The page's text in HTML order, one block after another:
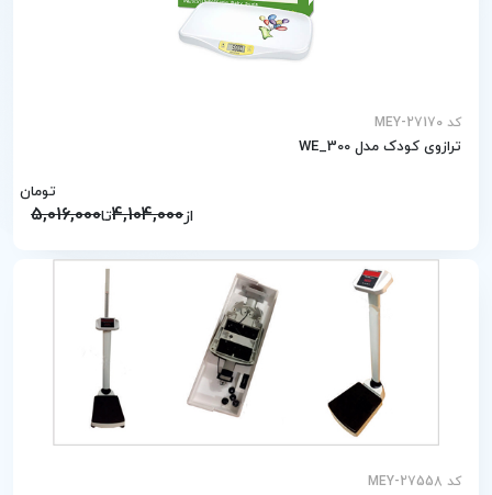
کد MEY-27170
ترازوی کودک مدل WE_300
از4,104,000تا5,016,000
تومان
کد MEY-27558